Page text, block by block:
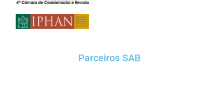
Parceiros SAB